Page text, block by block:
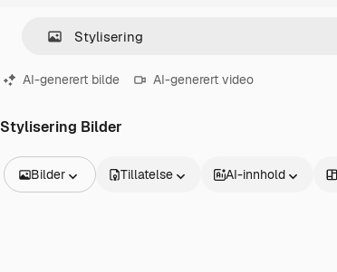
AI-generert bilde AI-generert video
Stylisering Bilder
Bilder Tillatelse AI-innhold